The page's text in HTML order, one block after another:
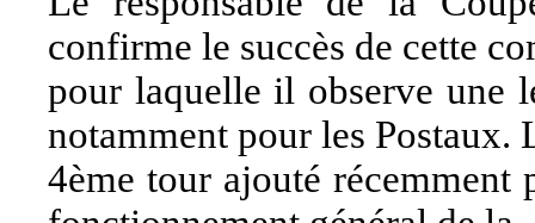
confirme le succès de cette
pour laquelle il observe une
notamment pour les Postaux.
4ème tour ajouté